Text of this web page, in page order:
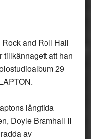
and Roll Hall
tillkännagett att han
29
långtida
Doyle Bramhall II
av